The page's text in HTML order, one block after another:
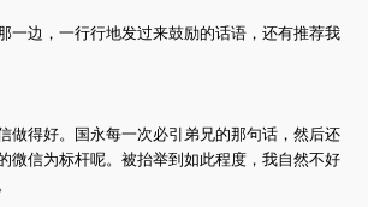
一边，一行行地发过来鼓励的话语，还有推荐我
做得好。国永每一次必引弟兄的那句话，然后还
微信为标杆呢。被抬举到如此程度，我自然不好